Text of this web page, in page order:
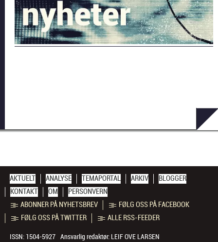
AKTUELT ANALYSE TEMAPORTAL ARKIV
BLOGGER
KONTAKT
OM
PERSONVERN
ABONNER PÅ NYHETSBREV
FØLG OSS PÅ FACEBOOK
FØLG OSS PÅ TWITTER
ALLE RSS-FEEDER
ISSN: 1504-5927 Ansvarlig redaktør: LEIF OVE LARSEN